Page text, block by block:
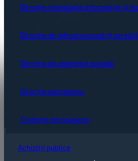
Direcția tehnologia informației și
Direcția de infrastructură și servicii
Direcția de asistență socială
Direcția patrimoniu
Evidența persoanelor
Achiziții publice